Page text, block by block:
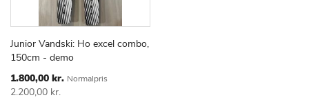
Læg i kurv
TILFØJ
ØNSKE
SAMMENLIGN
Junior Vandski: Ho excel combo,
150cm - demo
Special
Price
1.800,00 kr. Normalpris
2.200,00 kr.